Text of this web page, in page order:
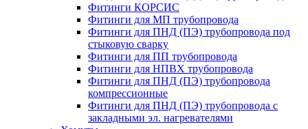
Фитинги КОРСИС
Фитинги для МП трубопровода
Фитинги для ПНД (ПЭ) трубопровода под
стыковую сварку
Фитинги для ПП трубопровода
Фитинги для НПВХ трубопровода
Фитинги для ПНД (ПЭ) трубопровода
компрессионные
Фитинги для ПНД (ПЭ) трубопровода с
закладными эл. нагревателями